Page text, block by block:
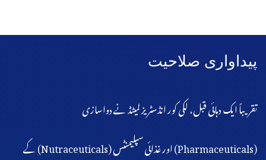
پیداواری صلاحیت
تقریباً ایک دہائی قبل، لکی کور انڈسٹریز لمیٹڈ نے دواسازی
(Pharmaceuticals) اور غذائی سپلیمنٹس (Nutraceuticals) کے